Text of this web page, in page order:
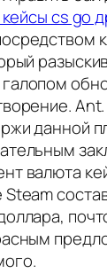
cs go
данной
валюта